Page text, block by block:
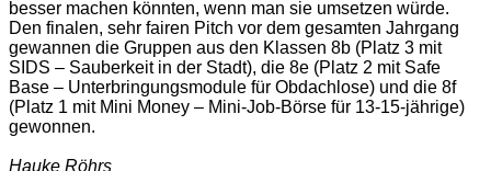
besser machen könnten, wenn man sie umsetzen würde.
Den finalen, sehr fairen Pitch vor dem gesamten Jahrgang
gewannen die Gruppen aus den Klassen 8b (Platz 3 mit
SIDS – Sauberkeit in der Stadt), die 8e (Platz 2 mit Safe
Base – Unterbringungsmodule für Obdachlose) und die 8f
(Platz 1 mit Mini Money – Mini-Job-Börse für 13-15-jährige)
gewonnen.
Hauke Röhrs